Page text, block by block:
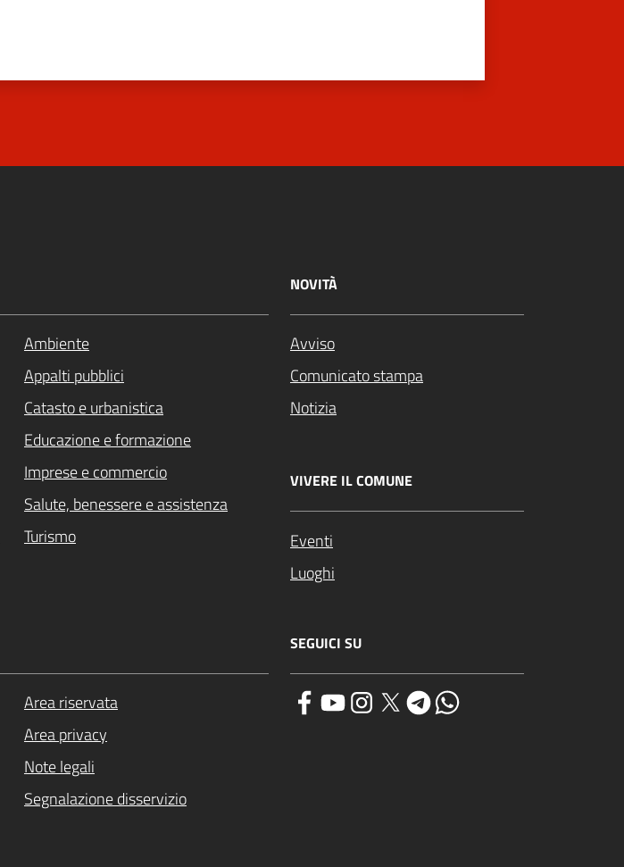
Ambiente
Appalti pubblici
Catasto e urbanistica
Educazione e formazione
Imprese e commercio
Salute, benessere e assistenza
Turismo
NOVITÀ
Avviso
Comunicato stampa
Notizia
VIVERE IL COMUNE
Eventi
Luoghi
Area riservata
Area privacy
Note legali
Segnalazione disservizio
SEGUICI SU